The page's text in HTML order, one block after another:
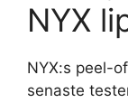
NYX
NYX:s peel-
senaste